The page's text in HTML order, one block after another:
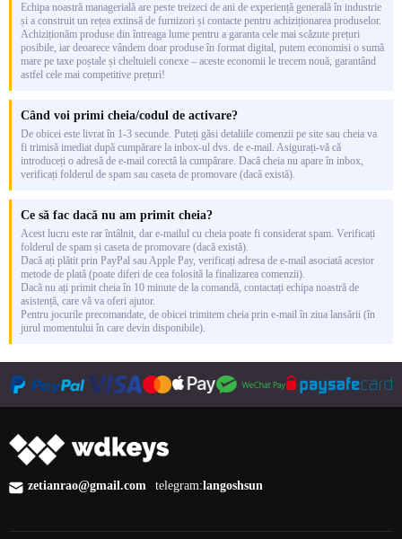
Echipa noastră managerială are peste treizeci de ani de experiență generală în industrie
și a construit un rețea extinsă de furnizori și contacte pentru achiziționarea produselor.
Achiziționăm produse din întreaga lume pentru a garanta cele mai scăzute prețuri
posibile, iar deoarece vândem doar produse în format digital, putem economisi o sumă
mare pe taxe poștale și cheltuieli conexe – aceste economii le trecem nouă, garantând
astfel cele mai competitive prețuri!
Când voi primi cheia/codul de activare?
De obicei este livrat în 1-3 secunde. Puteți găsi detaliile comenzii pe site sau cheia va
fi trimisă imediat după cumpărare la inbox-ul dvs. de e-mail. Asigurați-vă că
introduceți o adresă de e-mail corectă la cumpărare. Dacă cheia nu apare în inbox,
verificați folderul de spam sau caseta de promovare (dacă există).
Ce să fac dacă nu am primit cheia?
Acest lucru este rar întâlnit, dar e-mailul cu cheia poate fi considerat spam. Verificați
folderul de spam și caseta de promovare (dacă există).
Dacă ați plătit prin PayPal sau Apple Pay, verificați adresa de e-mail asociată acestor
metode de plată (poate diferi de cea folosită la finalizarea comenzii).
Dacă nu ați primit cheia în 10 minute de la comandă, contactați echipa noastră de
asistență, care vă va oferi ajutor.
Pentru jocurile precomandate, de obicei trimitem cheia prin e-mail în ziua lansării (în
jurul momentului în care devin disponibile).
zetianrao@gmail.com telegram:langoshsun